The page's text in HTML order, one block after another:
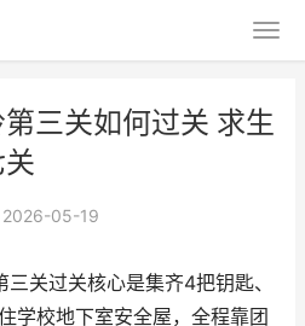
三关如何过关 求生
2026-05-19
关过关核心是集齐4把钥匙、
学校地下室安全屋，全程靠团